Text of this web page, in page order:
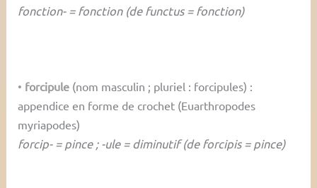
fonction- = fonction (de functus = fonction)
• forcipule (nom masculin ; pluriel : forcipules) :
appendice en forme de crochet (Euarthropodes
myriapodes)
forcip- = pince ; -ule = diminutif (de forcipis = pince)